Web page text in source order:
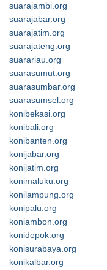
suarajambi.org
suarajabar.org
suarajatim.org
suarajateng.org
suarariau.org
suarasumut.org
suarasumbar.org
suarasumsel.org
konibekasi.org
konibali.org
konibanten.org
konijabar.org
konijatim.org
konimaluku.org
konilampung.org
konipalu.org
koniambon.org
konidepok.org
konisurabaya.org
konikalbar.org